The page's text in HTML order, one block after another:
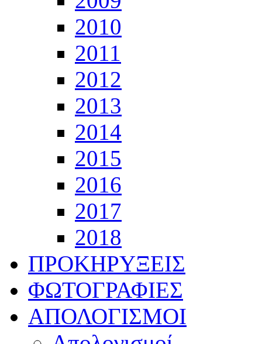
2010
2011
2012
2013
2014
2015
2016
2017
2018
ΠΡΟΚΗΡΥΞΕΙΣ
ΦΩΤΟΓΡΑΦΙΕΣ
ΑΠΟΛΟΓΙΣΜΟΙ